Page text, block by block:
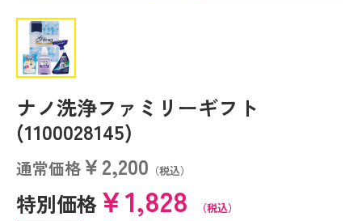
ナノ洗浄ファミリーギフト
(1100028145)
通常価格￥2,200 （税込）
特別価格￥1,828 （税込）